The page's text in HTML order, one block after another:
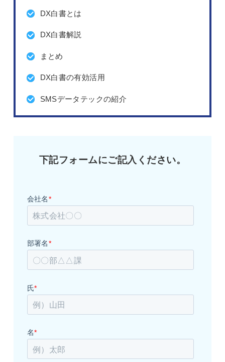
DX白書とは
DX白書解説
まとめ
DX白書の有効活用
SMSデータテックの紹介
下記フォームにご記入ください。
会社名*
部署名*
氏*
名*